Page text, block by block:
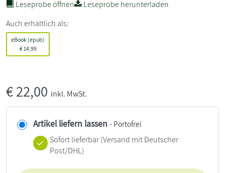
Leseprobe öffnen
Leseprobe herunterladen
Auch erhältlich als:
eBook (epub)
€14,99
€22,00 inkl. MwSt.
Artikel liefern lassen - Portofrei
Sofort lieferbar(Versand mit Deutscher
Post/DHL)